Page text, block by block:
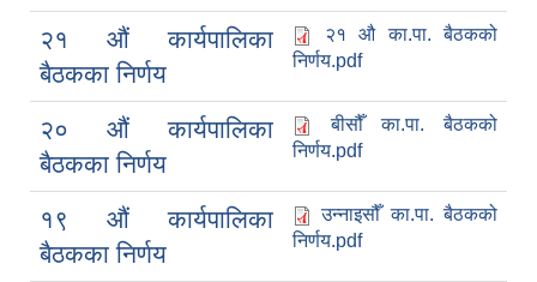
२१ औं कार्यपालिका
बैठकका निर्णय
२१ औ का.पा. बैठकको
निर्णय.pdf
२० औं कार्यपालिका
बैठकका निर्णय
बीसौँ का.पा. बैठकको
निर्णय.pdf
१९ औं कार्यपालिका
बैठकका निर्णय
उन्नाइसौँ का.पा. बैठकको
निर्णय.pdf